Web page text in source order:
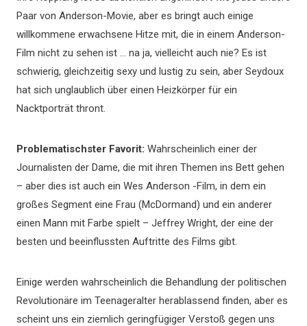
Paar von Anderson-Movie, aber es bringt auch einige
willkommene erwachsene Hitze mit, die in einem Anderson-
Film nicht zu sehen ist … na ja, vielleicht auch nie? Es ist
schwierig, gleichzeitig sexy und lustig zu sein, aber Seydoux
hat sich unglaublich über einen Heizkörper für ein
Nacktporträt thront.
Problematischster Favorit: Wahrscheinlich einer der
Journalisten der Dame, die mit ihren Themen ins Bett gehen
– aber dies ist auch ein Wes Anderson -Film, in dem ein
großes Segment eine Frau (McDormand) und ein anderer
einen Mann mit Farbe spielt – Jeffrey Wright, der eine der
besten und beeinflussten Auftritte des Films gibt.
Einige werden wahrscheinlich die Behandlung der politischen
Revolutionäre im Teenageralter herablassend finden, aber es
scheint uns ein ziemlich geringfügiger Verstoß gegen uns